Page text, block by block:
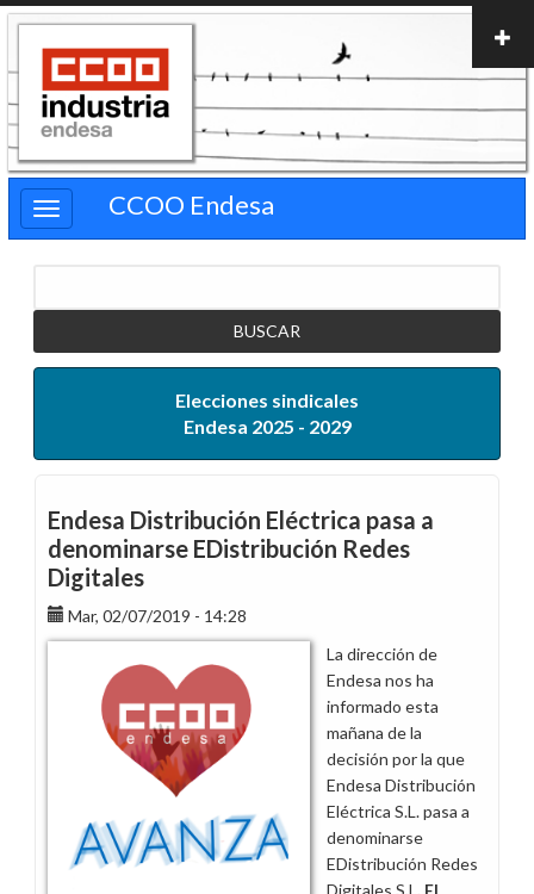
Pasar
contenido
principal
CCOO Endesa
Elecciones sindicales
Endesa 2025 - 2029
Endesa Distribución Eléctrica pasa a
denominarse EDistribución Redes
Digitales
Mar, 02/07/2019 - 14:28
La dirección de
Endesa nos ha
informado esta
mañana de la
decisión por la que
Endesa Distribución
Eléctrica S.L. pasa a
denominarse
EDistribución Redes
Digitales S.L. El